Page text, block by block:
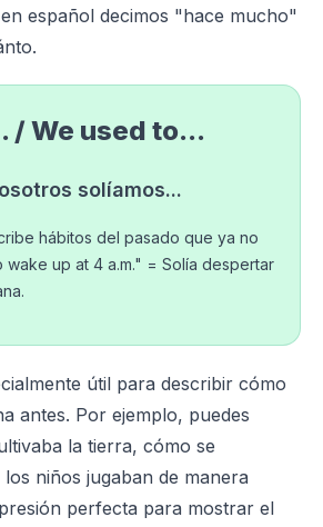
español decimos "hace mucho"
/ We used to...
solíamos...
hábitos del pasado que ya no
wake up at 4 a.m." = Solía despertar
útil para describir cómo
antes. Por ejemplo, puedes
la tierra, cómo se
niños jugaban de manera
perfecta para mostrar el